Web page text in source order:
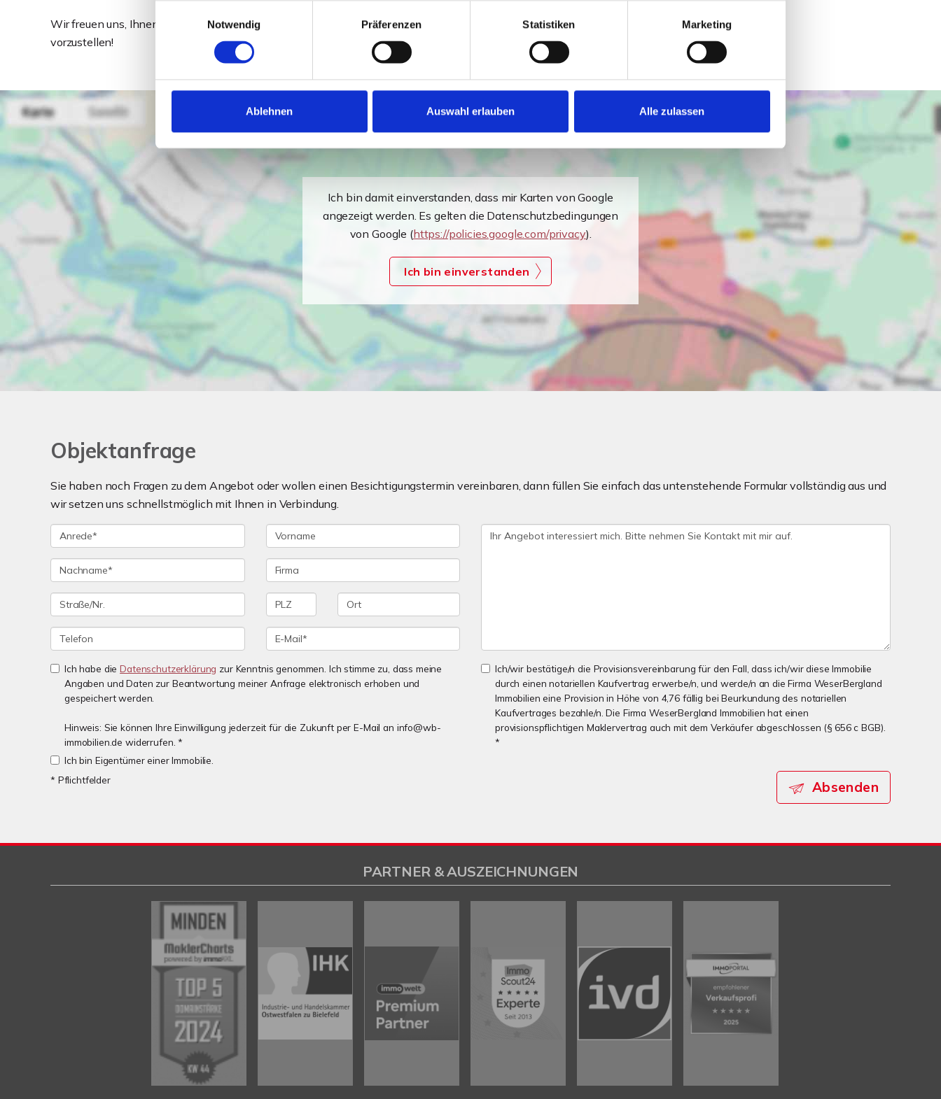
Notwendig
Präferenzen Statistiken Marketing
Ablehnen Auswahl erlauben Alle zulassen
Wir freuen uns, Ihnen dieses attraktive Immobilienangbot bei einem ausführlichen Besichtigungstermin
vorzustellen!
Ich bin damit einverstanden, dass mir Karten von Google
angezeigt werden. Es gelten die Datenschutzbedingungen
von Google (https://policies.google.com/privacy).
Ich bin einverstanden
Objektanfrage
Sie haben noch Fragen zu dem Angebot oder wollen einen Besichtigungstermin vereinbaren, dann füllen Sie einfach das untenstehende Formular vollständig aus und
wir setzen uns schnellstmöglich mit Ihnen in Verbindung.
Ich habe dieDatenschutzerklärung zur Kenntnis genommen. Ich stimme zu, dass meine
Angaben und Daten zur Beantwortung meiner Anfrage elektronisch erhoben und
gespeichert werden.
Hinweis: Sie können Ihre Einwilligung jederzeit für die Zukunft per E-Mail an info@wb-
immobilien.de widerrufen. *
Ich bin Eigentümer einer Immobilie.
Ich/wir bestätige/n die Provisionsvereinbarung für den Fall, dass ich/wir diese Immobilie
durch einen notariellen Kaufvertrag erwerbe/n, und werde/n an die Firma WeserBergland
Immobilien eine Provision in Höhe von 4,76 fällig bei Beurkundung des notariellen
Kaufvertrages bezahle/n. Die Firma WeserBergland Immobilien hat einen
provisionspflichtigen Maklervertrag auch mit dem Verkäufer abgeschlossen (§ 656 c BGB).
*
* Pflichtfelder Absenden
PARTNER & AUSZEICHNUNGEN